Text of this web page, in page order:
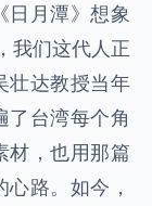
月潭》想象
我们这代人正
壮达教授当年
台湾每个角
材，也用那篇
路。如今，